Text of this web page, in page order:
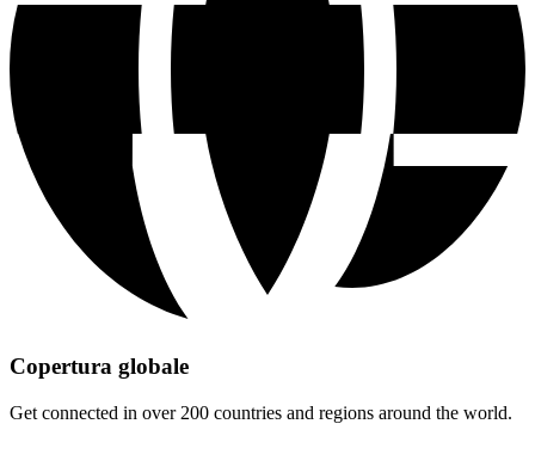
Copertura globale
Get connected in over 200 countries and regions around the world.